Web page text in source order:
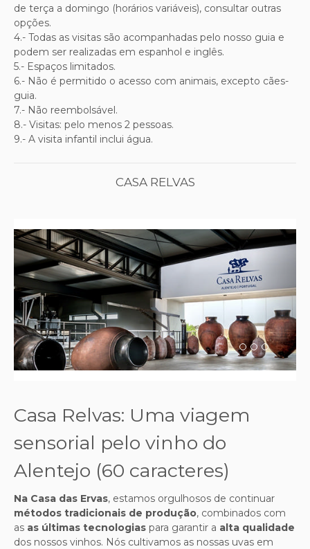
de terça a domingo (horários variáveis), consultar outras
opções.
4.- Todas as visitas são acompanhadas pelo nosso guia e
podem ser realizadas em espanhol e inglês.
5.- Espaços limitados.
6.- Não é permitido o acesso com animais, excepto cães-
guia.
7.- Não reembolsável.
8.- Visitas: pelo menos 2 pessoas.
9.- A visita infantil inclui água.
CASA RELVAS
Previous Next
Casa Relvas: Uma viagem
sensorial pelo vinho do
Alentejo (60 caracteres)
Na Casa das Ervas, estamos orgulhosos de continuar
métodos tradicionais de produção, combinados com
as as últimas tecnologias para garantir a alta qualidade
dos nossos vinhos. Nós cultivamos as nossas uvas em